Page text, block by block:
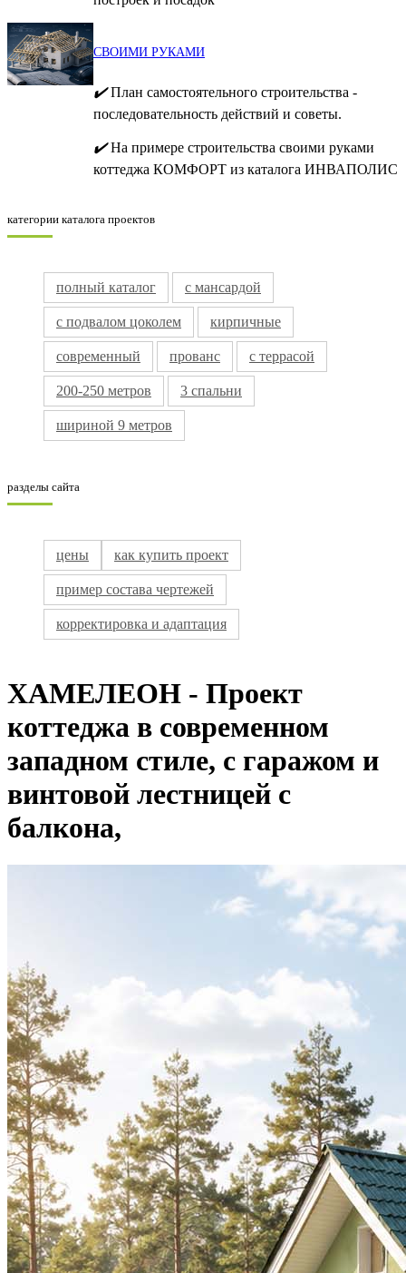
СВОИМИ РУКАМИ
✔️План самостоятельного строительства -
последовательность действий и советы.
✔️На примере строительства своими руками
коттеджа КОМФОРТ из каталога ИНВАПОЛИС
категории каталога проектов
полный каталог с мансардой
с подвалом цоколем кирпичные
современный прованс с террасой
200-250 метров 3 спальни
шириной 9 метров
разделы сайта
цены как купить проект
пример состава чертежей
корректировка и адаптация
ХАМЕЛЕОН - Проект
коттеджа в современном
западном стиле, с гаражом и
винтовой лестницей с
балкона,